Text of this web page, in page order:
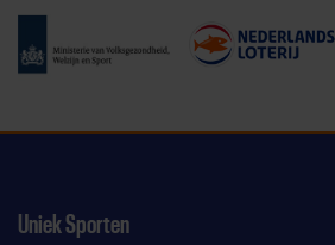
Uniek Sporten